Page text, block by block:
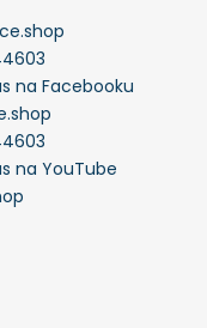
na Facebooku
na YouTube